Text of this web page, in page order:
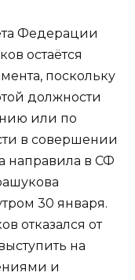
Федерации
остаётся
поскольку
должности
или по
в совершении
направила в СФ
30 января.
отказался от
на
и